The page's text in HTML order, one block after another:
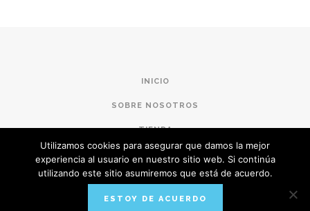
INICIO
SOBRE NOSOTROS
TIENDA
CONDICIONES DE COMPRA
POLÍTICA DE PRIVACIDAD
AVISO LEGAL
Utilizamos cookies para asegurar que damos la mejor
experiencia al usuario en nuestro sitio web. Si continúa
utilizando este sitio asumiremos que está de acuerdo.
ESTOY DE ACUERDO